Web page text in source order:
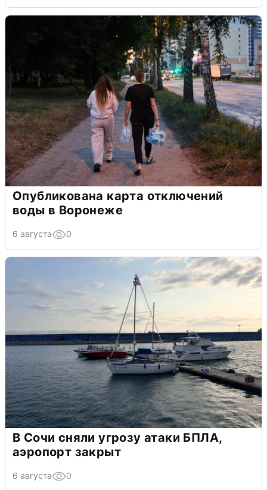
Опубликована карта отключений
воды в Воронеже
6 августа 0
В Сочи сняли угрозу атаки БПЛА,
аэропорт закрыт
6 августа 0